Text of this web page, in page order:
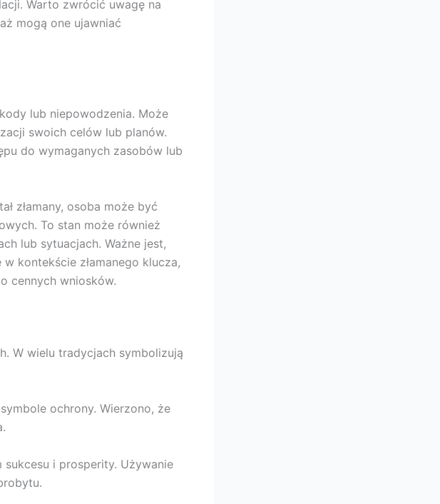
Warto zwrócić uwagę na
mogą one ujawniać
lub niepowodzenia. Może
swoich celów lub planów.
do wymaganych zasobów lub
złamany, osoba może być
To stan może również
lub sytuacjach. Ważne jest,
kontekście złamanego klucza,
cennych wniosków.
W wielu tradycjach symbolizują
ochrony. Wierzono, że
i prosperity. Używanie